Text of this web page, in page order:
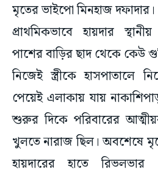
মৃতের ভাইপো মিনহাজ দফাদার।
প্রাথমিকভাবে হায়দার
পাশের বাড়ির ছাদ থেকে কেউ
নিজেই স্ত্রীকে হাসপাতালে
পেয়েই এলাকায় যায়
শুরুর দিকে পরিবারের
খুলতে নারাজ ছিল। অবশেষে
হায়দারের হাতে রিভলভার